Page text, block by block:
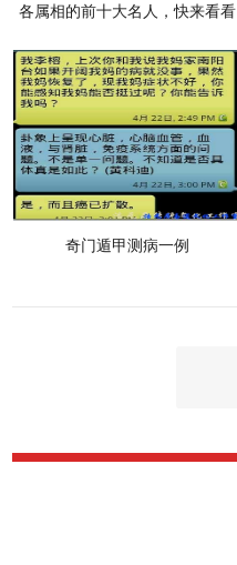
各属相的前十大名人，快来看看
奇门遁甲测病一例